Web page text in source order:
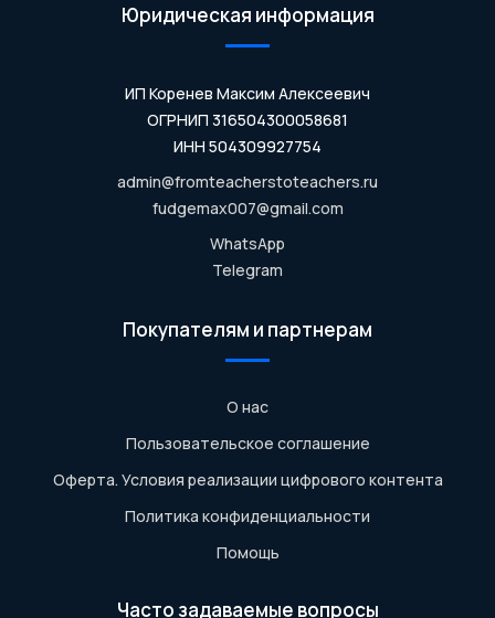
Юридическая информация
ИП Коренев Максим Алексеевич
ОГРНИП 316504300058681
ИНН 504309927754
admin@fromteacherstoteachers.ru
fudgemax007@gmail.com
WhatsApp
Telegram
Покупателям и партнерам
О нас
Пользовательское соглашение
Оферта. Условия реализации цифрового контента
Политика конфиденциальности
Помощь
Часто задаваемые вопросы